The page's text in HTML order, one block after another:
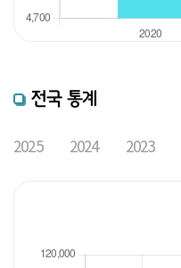
전국 통계
2025 2024 2023